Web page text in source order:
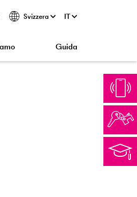
Svizzera IT
Guida